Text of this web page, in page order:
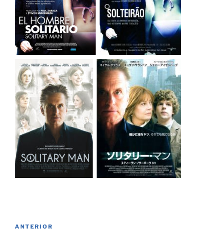
Navegación
Entrada
ANTERIOR